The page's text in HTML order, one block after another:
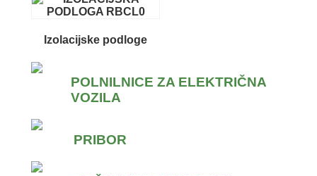
Izolacijske podloge
POLNILNICE ZA ELEKTRIČNA
VOZILA
PRIBOR